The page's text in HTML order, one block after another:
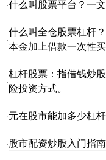
·什么叫股票平台？一
·
什么叫全仓股票杠杆
本金加上借款一次性
·
杠杆股票：指借钱炒
险投资方式。
·元在股市能加多少杠杆
·股市配资炒股入门指